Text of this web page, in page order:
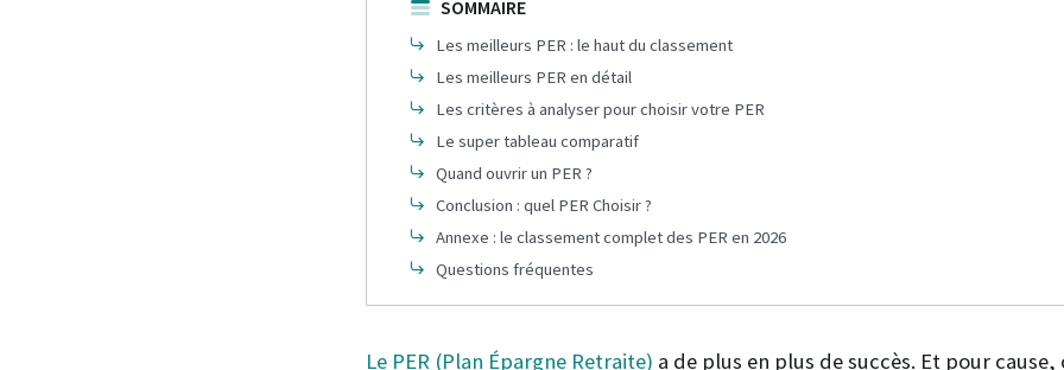
SOMMAIRE
Les meilleurs PER : le haut du classement
Les meilleurs PER en détail
Les critères à analyser pour choisir votre PER
Le super tableau comparatif
Quand ouvrir un PER ?
Conclusion : quel PER Choisir ?
Annexe : le classement complet des PER en 2026
Questions fréquentes
Le PER (Plan Épargne Retraite) a de plus en plus de succès. Et pour cause,